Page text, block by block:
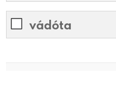
vádóta